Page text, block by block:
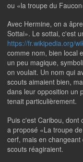
ou «la troupe du
Avec Hermine, on a
Sottai». Le sottai, c'est
https://fr.wikipedia.org/
comme nom, bien local
un peu magique,
on voulait. Un nom qui
scouts aimaient bien,
dans leur opposition un
tenait particulièrement.
Puis c'est Caribou,
a proposé «La troupe
cerf, mais en
scouts réagiraient.